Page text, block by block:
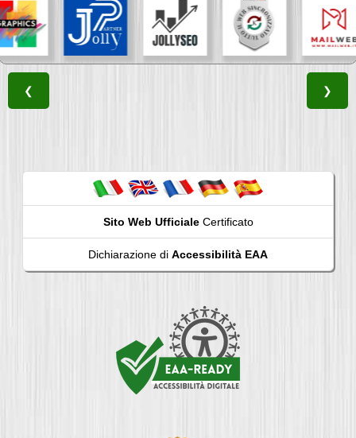
❮ ❯
Sito Web UfficialeCertificato
Dichiarazione di Accessibilità EAA